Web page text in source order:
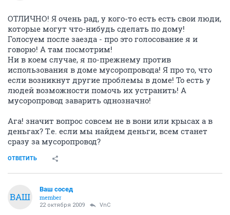
ОТЛИЧНО! Я очень рад, у кого-то есть есть свои люди,
которые могут что-нибудь сделать по дому!
Голосуем после заезда - про это голосование я и
говорю! А там посмотрим!
Ни в коем случае, я по-прежнему против
использования в доме мусоропровода! Я про то, что
если возникнут другие проблемы в доме! То есть у
людей возможности помочь их устранить! А
мусоропровод заварить однозначно!
Ага! значит вопрос совсем не в вони или крысах а в
деньгах? Т.е. если мы найдем деньги, всем станет
сразу за мусоропровод?
ОТВЕТИТЬ
ВАШ
Ваш сосед
member
22 октября 2009 VnC